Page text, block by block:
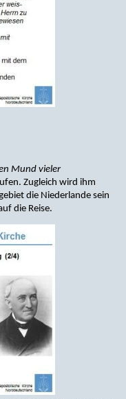
Mund vieler
Zugleich wird ihm
die Niederlande sein
die Reise.